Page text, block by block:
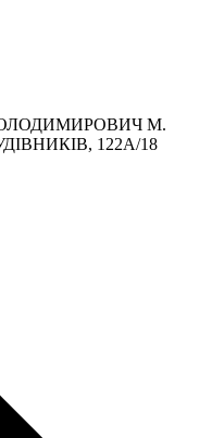
М.
122А/18